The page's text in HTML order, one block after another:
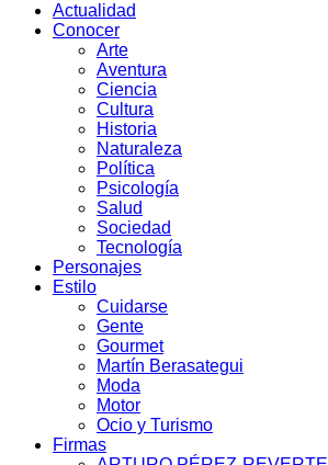
Actualidad
Conocer
Arte
Aventura
Ciencia
Cultura
Historia
Naturaleza
Política
Psicología
Salud
Sociedad
Tecnología
Personajes
Estilo
Cuidarse
Gente
Gourmet
Martín Berasategui
Moda
Motor
Ocio y Turismo
Firmas